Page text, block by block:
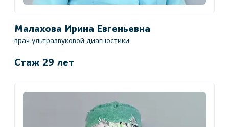
Малахова Ирина Евгеньевна
врач ультразвуковой диагностики
Стаж 29 лет